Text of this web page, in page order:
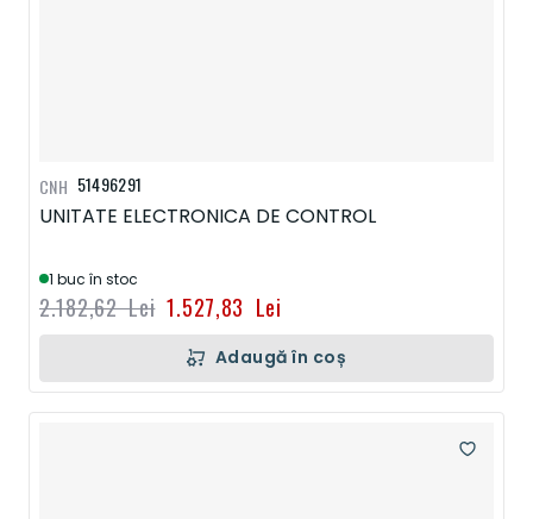
51496291
UNITATE ELECTRONICA DE CONTROL
1 buc în stoc
1.527,83 Lei
2.182,62 Lei
CNH
Adaugă în coș